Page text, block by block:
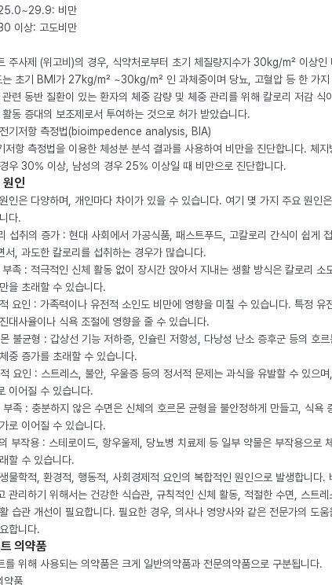
비만
이상: 고도비만
주사제 (위고비)의 경우, 식약처로부터 초기 체질량지수가 30kg/m² 이상인
는 초기 BMI가 27kg/m² ~30kg/m² 인 과체중이며 당뇨, 고혈압 등 한 가지
련 동반 질환이 있는 환자의 체중 감량 및 체중 관리를 위해 칼로리 저감 식
동 증대의 보조제로서 투여하는 것으로 허가 받았습니다.
기저항 측정법(bioimpedence analysis, BIA)
저항 측정법을 이용한 체성분 분석 결과를 사용하여 비만을 진단합니다. 체지
우 30% 이상, 남성의 경우 25% 이상일 때 비만으로 진단합니다.
원인
인은 다양하며, 개인마다 차이가 있을 수 있습니다. 여기 몇 가지 주요 원인
다.
섭취의 증가 : 현대 사회에서 가공식품, 패스트푸드, 고칼로리 간식이 쉽게
서, 과도한 칼로리를 섭취하는 경우가 많습니다.
족 : 적극적인 신체 활동 없이 장시간 앉아서 지내는 생활 방식은 칼로리 소
을 초래할 수 있습니다.
요인 : 가족력이나 유전적 소인도 비만에 영향을 미칠 수 있습니다. 특정 유
대사율이나 식욕 조절에 영향을 줄 수 있습니다.
불균형 : 갑상선 기능 저하증, 인슐린 저항성, 다낭성 난소 증후군 등의 호르
중 증가를 초래할 수 있습니다.
요인 : 스트레스, 불안, 우울증 등의 정서적 문제는 과식을 유발할 수 있으
이어질 수 있습니다.
족 : 충분하지 않은 수면은 신체의 호르몬 균형을 불안정하게 만들고, 식욕
로 이어질 수 있습니다.
부작용 : 스테로이드, 항우울제, 당뇨병 치료제 등 일부 약물은 부작용으로
할 수 있습니다.
물학적, 환경적, 행동적, 사회경제적 요인의 복합적인 원인으로 발생합니다.
관리하기 위해서는 건강한 식습관, 규칙적인 신체 활동, 적절한 수면, 스트레
습관 개선이 필요합니다. 필요한 경우, 의사나 영양사와 같은 전문가의 도움
합니다.
의약품
를 위해 사용되는 의약품은 크게 일반의약품과 전문의약품으로 구분됩니다.
약품